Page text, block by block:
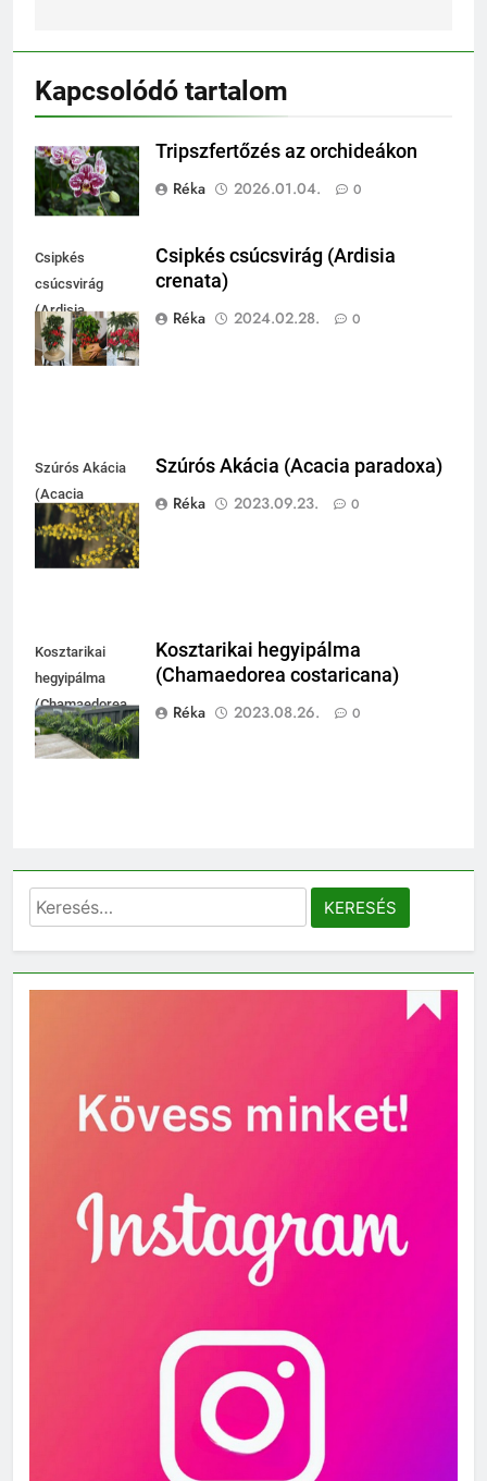
Kapcsolódó tartalom
Tripszfertőzés az orchideákon
Réka
2026.01.04. 0
Csipkés
csúcsvirág
(Ardisia
crenata)
Csipkés csúcsvirág (Ardisia
crenata)
Réka
2024.02.28. 0
Szúrós Akácia
(Acacia
paradoxa)
Szúrós Akácia (Acacia paradoxa)
Réka
2023.09.23. 0
Kosztarikai
hegyipálma
(Chamaedorea
costaricana)
Kosztarikai hegyipálma
(Chamaedorea costaricana)
Réka
2023.08.26. 0
Keresés: